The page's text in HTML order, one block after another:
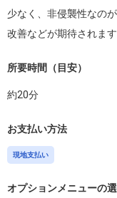
少なく、非侵襲性なの
改善などが期待されます
所要時間（目安）
約20分
お支払い方法
現地支払い
オプションメニューの